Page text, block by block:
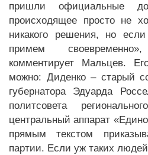
пришли официальные
происходящее просто не
никакого решения, но
примем
комментирует Мальцев.
можно: Диденко – старый
губернатора Эдуарда
политсовета
центральный аппарат
прямым текстом
партии. Если уж таких